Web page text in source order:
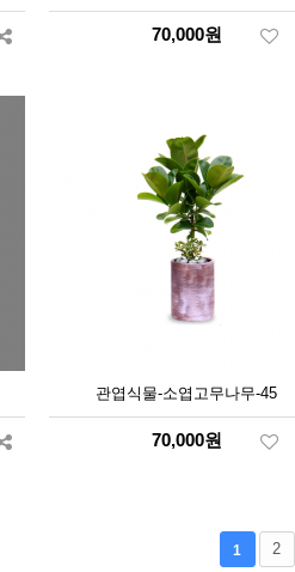
70,000원
관엽식물-소엽고무나무-45
70,000원
1 2